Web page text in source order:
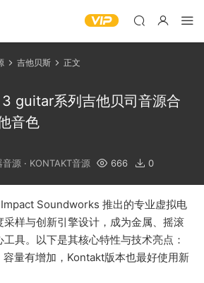
吉他贝斯 正文
guitar系列吉他贝司音源合
音色
音源 · KONTAKT音源 666 0
Soundworks 推出的专业虚拟电
样与创新引擎设计，成为金属、摇滚
具。以下是其核心特性与技术亮点：
容量有增加，Kontakt版本也最好使用新